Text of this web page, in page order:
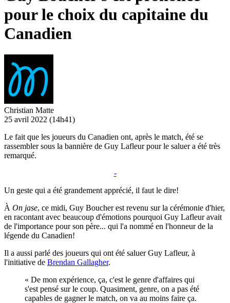
pour le choix du capitaine du
Canadien
Christian Matte
25 avril 2022 (14h41)
Le fait que les joueurs du Canadien ont, après le match, été se
rassembler sous la bannière de Guy Lafleur pour le saluer a été très
remarqué.
-
Un geste qui a été grandement apprécié, il faut le dire!
À On jase, ce midi, Guy Boucher est revenu sur la cérémonie d'hier,
en racontant avec beaucoup d'émotions pourquoi Guy Lafleur avait
de l'importance pour son père... qui l'a nommé en l'honneur de la
légende du Canadien!
Il a aussi parlé des joueurs qui ont été saluer Guy Lafleur, à
l'initiative de Brendan Gallagher.
« De mon expérience, ça, c'est le genre d'affaires qui
s'est pensé sur le coup. Quasiment, genre, on a pas été
capables de gagner le match, on va au moins faire ça.